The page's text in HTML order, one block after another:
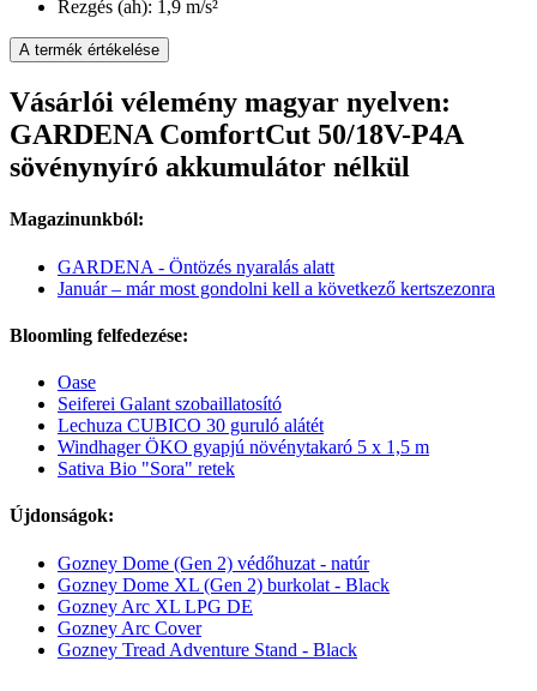
Rezgés (ah): 1,9 m/s²
A termék értékelése
Vásárlói vélemény magyar nyelven:
GARDENA ComfortCut 50/18V-P4A
sövénynyíró akkumulátor nélkül
Magazinunkból:
GARDENA - Öntözés nyaralás alatt
Január – már most gondolni kell a következő kertszezonra
Bloomling felfedezése:
Oase
Seiferei Galant szobaillatosító
Lechuza CUBICO 30 guruló alátét
Windhager ÖKO gyapjú növénytakaró 5 x 1,5 m
Sativa Bio "Sora" retek
Újdonságok:
Gozney Dome (Gen 2) védőhuzat - natúr
Gozney Dome XL (Gen 2) burkolat - Black
Gozney Arc XL LPG DE
Gozney Arc Cover
Gozney Tread Adventure Stand - Black